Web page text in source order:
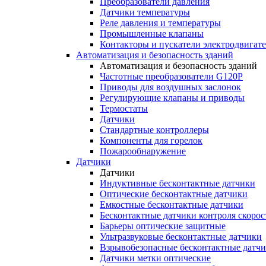
Датчики температуры
Реле давления и температуры
Промышленные клапаны
Контакторы и пускатели
Автоматизация и безопасность зданий
Автоматизация и безопасность зданий
Частотные преобразователи G120P
Приводы для воздушных заслонок
Регулирующие клапаны и приводы
Термостаты
Датчики
Стандартные контроллеры
Компоненты для горелок
Пожарообнаружение
Датчики
Датчики
Индуктивные бесконтактные датчики
Оптические бесконтактные датчики
Емкостные бесконтактные датчики
Бесконтактные датчики контроля
Барьеры оптические защитные
Ультразвуковые бесконтактные датчики
Взрывобезопасные бесконтактные
Датчики метки оптические